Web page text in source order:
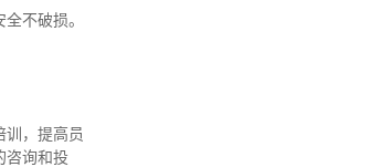
不破损。
训，提高员
咨询和投